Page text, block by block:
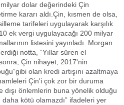
dolar değerindeki Çin
kararı aldı.Çin, kısmen de olsa,
tarifeleri uygulayarak karşılık
ek vergi uygulayacağı 200 milyar
listesini yayınladı. Morgan
notta, “Yıllar süren el
Çin nihayet, 2017'nin
olan kredi artışını azaltmaya
Çin'i çok zor bir duruma
önlemlerin buna yönelik olduğu
kötü olamazdı” ifadeleri yer